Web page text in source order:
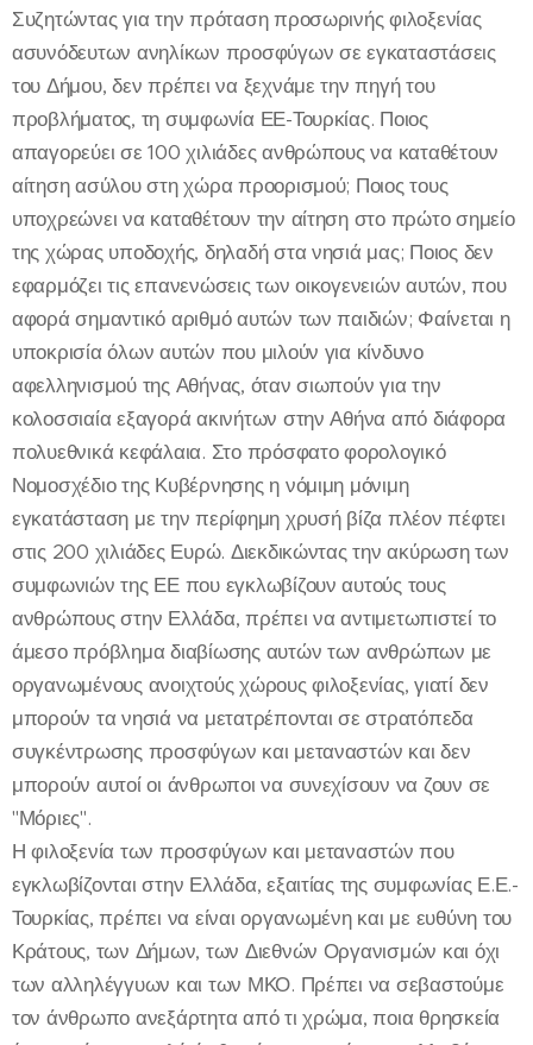
Συζητώντας για την πρόταση προσωρινής φιλοξενίας
ασυνόδευτων ανηλίκων προσφύγων σε εγκαταστάσεις
του Δήμου, δεν πρέπει να ξεχνάμε την πηγή του
προβλήματος, τη συμφωνία ΕΕ-Τουρκίας. Ποιος
απαγορεύει σε 100 χιλιάδες ανθρώπους να καταθέτουν
αίτηση ασύλου στη χώρα προορισμού; Ποιος τους
υποχρεώνει να καταθέτουν την αίτηση στο πρώτο σημείο
της χώρας υποδοχής, δηλαδή στα νησιά μας; Ποιος δεν
εφαρμόζει τις επανενώσεις των οικογενειών αυτών, που
αφορά σημαντικό αριθμό αυτών των παιδιών; Φαίνεται η
υποκρισία όλων αυτών που μιλούν για κίνδυνο
αφελληνισμού της Αθήνας, όταν σιωπούν για την
κολοσσιαία εξαγορά ακινήτων στην Αθήνα από διάφορα
πολυεθνικά κεφάλαια. Στο πρόσφατο φορολογικό
Νομοσχέδιο της Κυβέρνησης η νόμιμη μόνιμη
εγκατάσταση με την περίφημη χρυσή βίζα πλέον πέφτει
στις 200 χιλιάδες Ευρώ. Διεκδικώντας την ακύρωση των
συμφωνιών της ΕΕ που εγκλωβίζουν αυτούς τους
ανθρώπους στην Ελλάδα, πρέπει να αντιμετωπιστεί το
άμεσο πρόβλημα διαβίωσης αυτών των ανθρώπων με
οργανωμένους ανοιχτούς χώρους φιλοξενίας, γιατί δεν
μπορούν τα νησιά να μετατρέπονται σε στρατόπεδα
συγκέντρωσης προσφύγων και μεταναστών και δεν
μπορούν αυτοί οι άνθρωποι να συνεχίσουν να ζουν σε
"Μόριες".
Η φιλοξενία των προσφύγων και μεταναστών που
εγκλωβίζονται στην Ελλάδα, εξαιτίας της συμφωνίας Ε.Ε.-
Τουρκίας, πρέπει να είναι οργανωμένη και με ευθύνη του
Κράτους, των Δήμων, των Διεθνών Οργανισμών και όχι
των αλληλέγγυων και των ΜΚΟ. Πρέπει να σεβαστούμε
τον άνθρωπο ανεξάρτητα από τι χρώμα, ποια θρησκεία